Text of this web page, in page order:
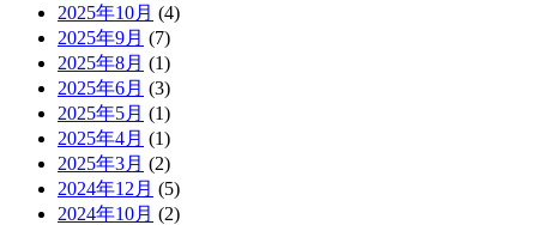
2025年10月 (4)
2025年9月 (7)
2025年8月 (1)
2025年6月 (3)
2025年5月 (1)
2025年4月 (1)
2025年3月 (2)
2024年12月 (5)
2024年10月 (2)